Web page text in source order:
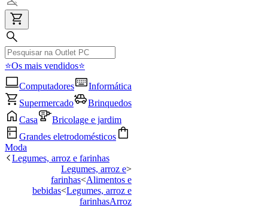
⭐Os mais vendidos⭐
Computadores
Informática
Supermercado
Brinquedos
Casa
Bricolage e jardim
Grandes eletrodomésticos
Moda
Legumes, arroz e farinhas
<
Legumes, arroz e
farinhas<Alimentos e
bebidas<Legumes, arroz e
farinhasArroz